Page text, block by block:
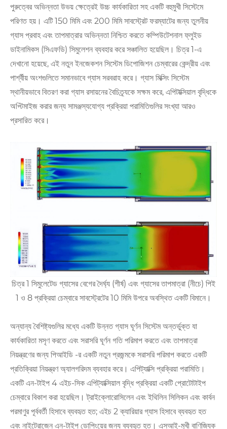
পুরুত্বের অভিন্নতা উভয় ক্ষেত্রেই উচ্চ কার্যকারিতা সহ একটি বহুমুখী সিস্টেমে
পরিণত হয়। এটি 150 মিমি এবং 200 মিমি সাবস্ট্রেট ফরম্যাটের জন্য তুলনীয়
গ্যাস প্রবাহ এবং তাপমাত্রার অভিন্নতা নিশ্চিত করতে কম্পিউটেশনাল ফ্লুইড
ডাইনামিকস (সিএফডি) সিমুলেশন ব্যবহার করে সঞ্চালিত হয়েছিল। চিত্র 1-এ
দেখানো হয়েছে, এই নতুন ইনজেকশন সিস্টেম ডিপোজিশন চেম্বারের কেন্দ্রীয় এবং
পার্শ্বীয় অংশগুলিতে সমানভাবে গ্যাস সরবরাহ করে। গ্যাস মিক্সিং সিস্টেম
স্থানীয়ভাবে বিতরণ করা গ্যাস রসায়নের বৈচিত্র্যকে সক্ষম করে, এপিটাক্সিয়াল বৃদ্ধিকে
অপ্টিমাইজ করার জন্য সামঞ্জস্যযোগ্য প্রক্রিয়া পরামিতিগুলির সংখ্যা আরও
প্রসারিত করে।
চিত্র 1 সিমুলেটেড গ্যাসের বেগের দৈর্ঘ্য (শীর্ষ) এবং গ্যাসের তাপমাত্রা (নীচে) পিই
1 ও 8 প্রক্রিয়া চেম্বারে সাবস্ট্রেটের 10 মিমি উপরে অবস্থিত একটি বিমানে।
অন্যান্য বৈশিষ্ট্যগুলির মধ্যে একটি উন্নত গ্যাস ঘূর্ণন সিস্টেম অন্তর্ভুক্ত যা
কার্যকারিতা মসৃণ করতে এবং সরাসরি ঘূর্ণন গতি পরিমাপ করতে এবং তাপমাত্রা
নিয়ন্ত্রণের জন্য পিআইডি -র একটি নতুন প্রজন্মকে সরাসরি পরিমাপ করতে একটি
প্রতিক্রিয়া নিয়ন্ত্রণ অ্যালগরিদম ব্যবহার করে। এপিট্যাক্সি প্রক্রিয়া পরামিতি।
একটি এন-টাইপ 4 এইচ-সিক এপিট্যাক্সিয়াল বৃদ্ধি প্রক্রিয়া একটি প্রোটোটাইপ
চেম্বারে বিকাশ করা হয়েছিল। ট্রাইক্লোরোসিলেন এবং ইথিলিন সিলিকন এবং কার্বন
পরমাণুর পূর্ববর্তী হিসাবে ব্যবহৃত হত; এইচ 2 ক্যারিয়ার গ্যাস হিসাবে ব্যবহৃত হত
এবং নাইট্রোজেন এন-টাইপ ডোপিংয়ের জন্য ব্যবহৃত হত। এসআই-মুখী বাণিজ্যিক